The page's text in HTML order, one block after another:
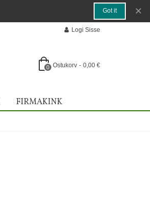
Got it ×
Logi Sisse
0 Ostukorv - 0,00 €
FIRMAKINK